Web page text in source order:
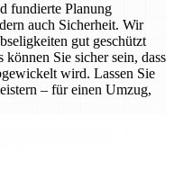
fundierte Planung
auch Sicherheit. Wir
gut geschützt
Sie sicher sein, dass
wird. Lassen Sie
– für einen Umzug,